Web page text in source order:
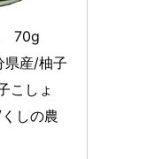
70g
県産/柚子
こしょ
しの農